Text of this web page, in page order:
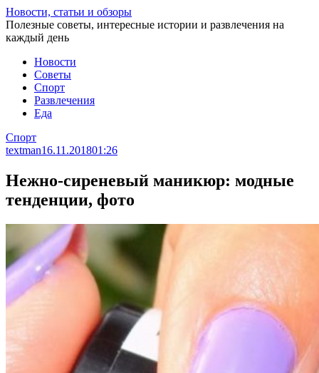
Перейти
к
статье
Новости, статьи и обзоры
Полезные советы, интересные истории и развлечения на
каждый день
Новости
Советы
Спорт
Развлечения
Еда
Спорт
textman16.11.201801:26
Нежно-сиреневый маникюр: модные
тенденции, фото